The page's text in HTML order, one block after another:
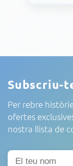
Subscriu-
Per rebre
ofertes
nostra llista de